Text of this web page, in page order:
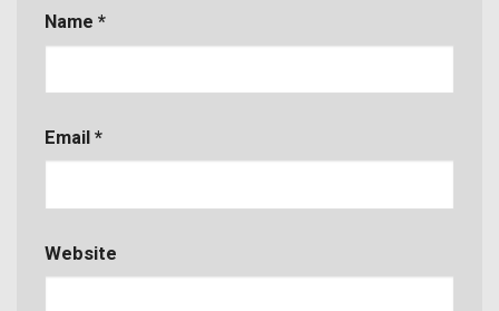
Name *
Email *
Website